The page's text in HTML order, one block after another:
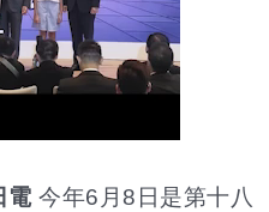
電今年6月8日是第十八